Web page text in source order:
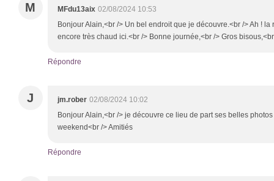
M MFdu13aix 02/08/2024 10:53
Bonjour Alain,<br /> Un bel endroit que je découvre.<br /> Ah ! la
encore très chaud ici.<br /> Bonne journée,<br /> Gros
Répondre
J jm.rober 02/08/2024 10:02
Bonjour Alain,<br /> je découvre ce lieu de part ses belles
weekend<br /> Amitiés
Répondre